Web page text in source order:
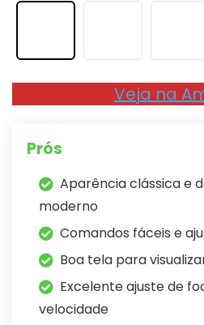
Veja na
Prós
Aparência clássica e
moderno
Comandos fáceis e
Boa tela para
Excelente ajuste de
velocidade